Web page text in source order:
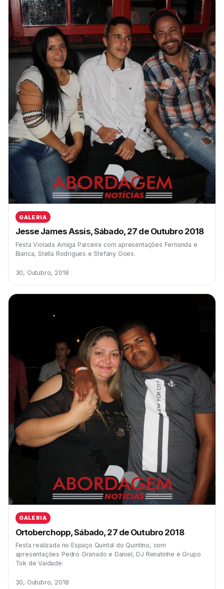
GALERIA
Jesse James Assis, Sábado, 27 de Outubro 2018
Festa Violada Amiga Parceira com apresentações Fernanda e
Bianca, Stella Rodrigues e Stefany Goes.
30, Outubro, 2018
GALERIA
Ortoberchopp, Sábado, 27 de Outubro 2018
Festa realizada no Espaço Quintal do Quintino, com
apresentações Pedro Granado e Daniel, DJ Renatinhe e Grupo
Tok de Vaidade.
30, Outubro, 2018